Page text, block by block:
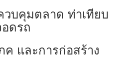
บคุมตลาด ท่าเทียบ
ดรถ
และการก่อสร้าง